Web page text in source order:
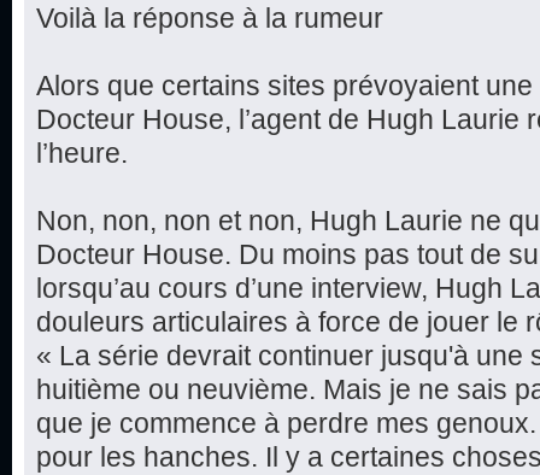
Voilà la réponse à la rumeur
Alors que certains sites prévoyaient
Docteur House, l’agent de Hugh Laurie
l’heure.
Non, non, non et non, Hugh Laurie ne
Docteur House. Du moins pas tout de
lorsqu’au cours d’une interview, Hugh
douleurs articulaires à force de jouer le
« La série devrait continuer jusqu'à une
huitième ou neuvième. Mais je ne sais
que je commence à perdre mes
pour les hanches. Il y a certaines